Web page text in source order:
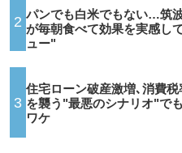
2 パンでも白米でもない…筑
が毎朝食べて効果を実感し
ュー"
3
住宅ローン破産激増､消費
を襲う"最悪のシナリオ"で
ワケ